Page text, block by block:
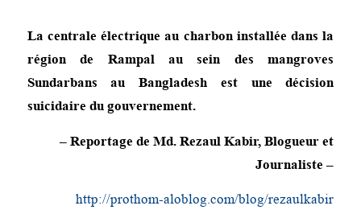
La centrale électrique au charbon installée dans la
région de Rampal au sein des mangroves
Sundarbans au Bangladesh est une décision
suicidaire du gouvernement.
– Reportage de Md. Rezaul Kabir, Blogueur et
Journaliste –
http://prothom-aloblog.com/blog/rezaulkabir